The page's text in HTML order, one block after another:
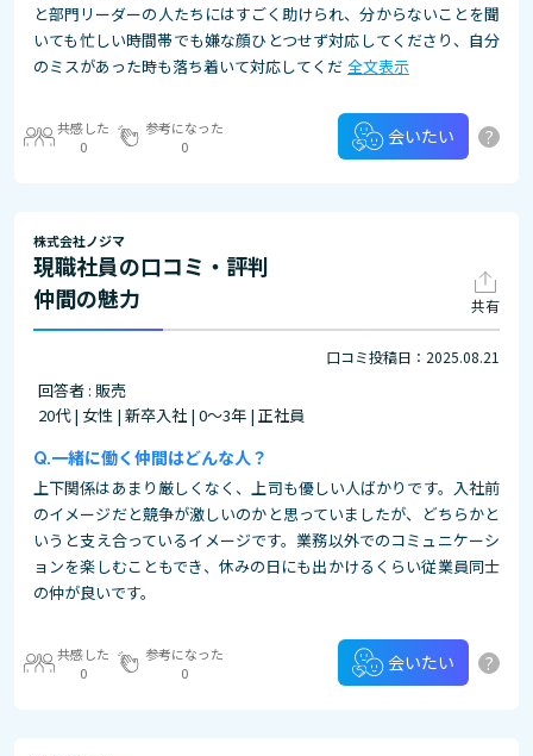
と部門リーダーの人たちにはすごく助けられ、分からないことを聞
いても忙しい時間帯でも嫌な顔ひとつせず対応してくださり、自分
のミスがあった時も落ち着いて対応してくだ 全文表示
共感した
0
参考になった
0
会いたい ?
株式会社ノジマ
現職社員の口コミ・評判
仲間の魅力
共有
口コミ投稿日：2025.08.21
回答者 : 販売
20代 | 女性 | 新卒入社 | 0～3年 | 正社員
一緒に働く仲間はどんな人？
上下関係はあまり厳しくなく、上司も優しい人ばかりです。入社前
のイメージだと競争が激しいのかと思っていましたが、どちらかと
いうと支え合っているイメージです。業務以外でのコミュニケーシ
ョンを楽しむこともでき、休みの日にも出かけるくらい従業員同士
の仲が良いです。
共感した
0
参考になった
0
会いたい ?